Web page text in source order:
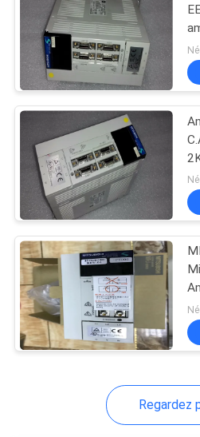
PROTECTION
DE
LA
VIE
PRIVÉE
Module de
O
fréquence
Émetteur
Regardez